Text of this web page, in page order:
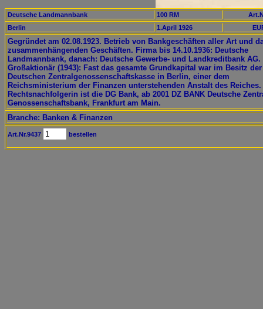
Deutsche Landmannbank 100 RM
Berlin
1.April 1926
Gegründet am 02.08.1923. Betrieb von Bankgeschäften aller Art und
zusammenhängenden Geschäften. Firma bis 14.10.1936: Deutsche
Landmannbank, danach: Deutsche Gewerbe- und Landkreditbank AG.
Großaktionär (1943): Fast das gesamte Grundkapital war im Besitz der
Deutschen Zentralgenossenschaftskasse in Berlin, einer dem
Reichsministerium der Finanzen unterstehenden Anstalt des Reiches.
Rechtsnachfolgerin ist die DG Bank, ab 2001 DZ BANK Deutsche
Genossenschaftsbank, Frankfurt am Main.
Branche: Banken & Finanzen
Art.Nr.9437 bestellen